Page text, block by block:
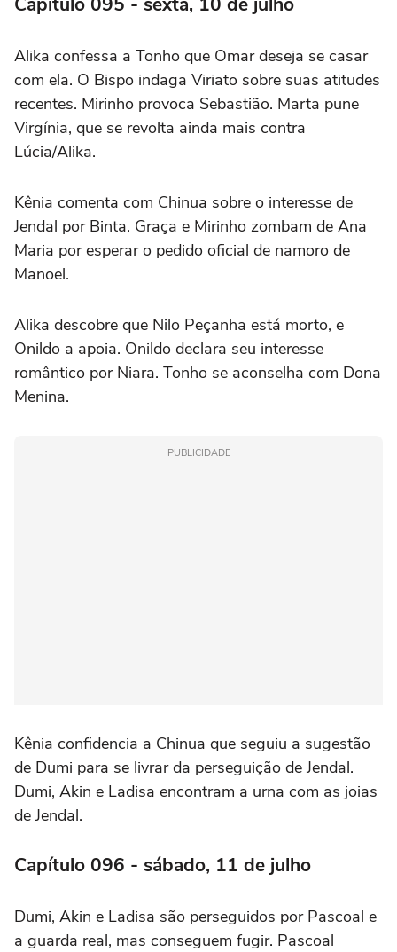
Alika confessa a Tonho que Omar deseja se casar
com ela. O Bispo indaga Viriato sobre suas atitudes
recentes. Mirinho provoca Sebastião. Marta pune
Virgínia, que se revolta ainda mais contra
Lúcia/Alika.
Kênia comenta com Chinua sobre o interesse de
Jendal por Binta. Graça e Mirinho zombam de Ana
Maria por esperar o pedido oficial de namoro de
Manoel.
Alika descobre que Nilo Peçanha está morto, e
Onildo a apoia. Onildo declara seu interesse
romântico por Niara. Tonho se aconselha com Dona
Menina.
PUBLICIDADE
Kênia confidencia a Chinua que seguiu a sugestão
de Dumi para se livrar da perseguição de Jendal.
Dumi, Akin e Ladisa encontram a urna com as joias
de Jendal.
Capítulo 096 - sábado, 11 de julho
Dumi, Akin e Ladisa são perseguidos por Pascoal e
a guarda real, mas conseguem fugir. Pascoal